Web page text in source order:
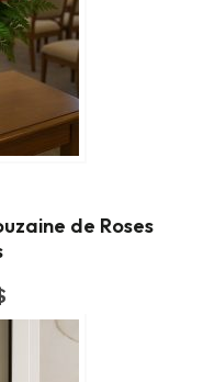
de Roses